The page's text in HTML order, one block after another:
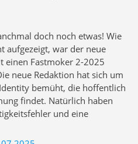
doch noch etwas! Wie
aufgezeigt, war der neue
einen Fastmoker 2-2025
neue Redaktion hat sich um
bemüht, die hoffentlich
findet. Natürlich haben
und eine